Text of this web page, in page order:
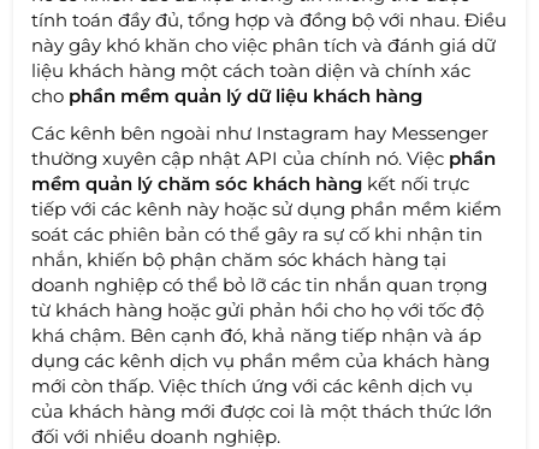
tính toán đầy đủ, tổng hợp và đồng bộ với nhau. Điều
này gây khó khăn cho việc phân tích và đánh giá dữ
liệu khách hàng một cách toàn diện và chính xác
cho phần mềm quản lý dữ liệu khách hàng
Các kênh bên ngoài như Instagram hay Messenger
thường xuyên cập nhật API của chính nó. Việc phần
mềm quản lý chăm sóc khách hàng kết nối trực
tiếp với các kênh này hoặc sử dụng phần mềm kiểm
soát các phiên bản có thể gây ra sự cố khi nhận tin
nhắn, khiến bộ phận chăm sóc khách hàng tại
doanh nghiệp có thể bỏ lỡ các tin nhắn quan trọng
từ khách hàng hoặc gửi phản hồi cho họ với tốc độ
khá chậm. Bên cạnh đó, khả năng tiếp nhận và áp
dụng các kênh dịch vụ phần mềm của khách hàng
mới còn thấp. Việc thích ứng với các kênh dịch vụ
của khách hàng mới được coi là một thách thức lớn
đối với nhiều doanh nghiệp.